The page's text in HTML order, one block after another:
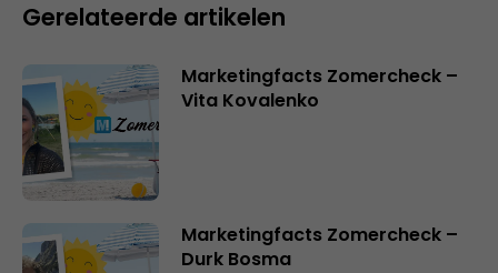
Gerelateerde artikelen
Marketingfacts Zomercheck –
Vita Kovalenko
Marketingfacts Zomercheck –
Durk Bosma